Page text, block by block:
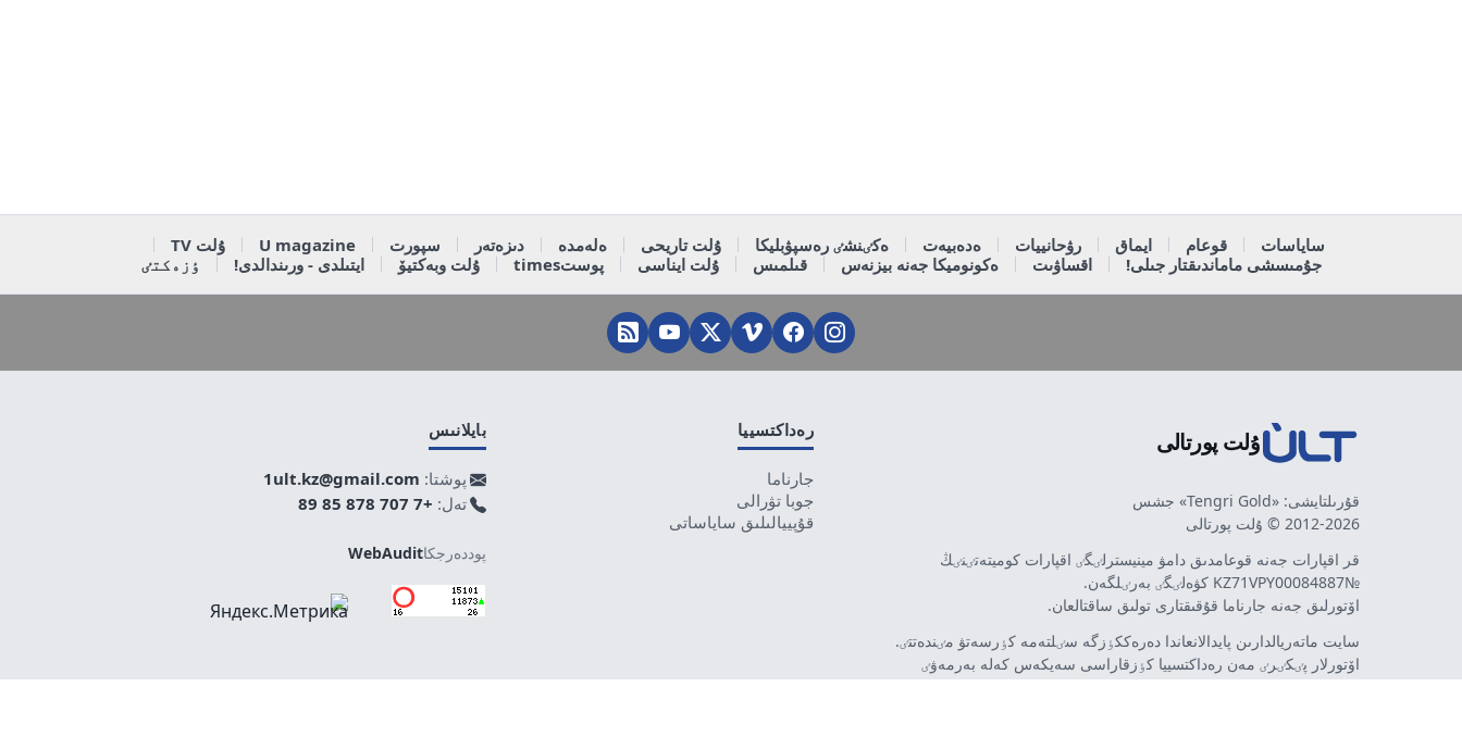
ساياسات قوعام ايماق رۋحانييات ەدەبيەت ەكٸنشٸ رەسپۋبليكا ۇلت تاريحى ەلەمدە دىزەتەر سپورت U magazine
ۇلت TV
جۇمىسشى ماماندىقتار جىلى!
اقساۋىت ەكونوميكا جەنە بيزنەس قىلمىس ۇلت ايناسى پوستtimes ۇلت وبەكتيۆ ايتىلدى - ورىندالدى! ٶزەكتٸ
ۇلت پورتالى
قۇرىلتايشى: «Tengri Gold» جشس
2012-2026 © ۇلت پورتالى
قر اقپارات جەنە قوعامدىق دامۋ مينيسترلٸگٸ اقپارات كوميتەتٸنٸڭ
№KZ71VPY00084887 كۋەلٸگٸ بەرٸلگەن.
اۆتورلىق جەنە جارناما قۇقىقتارى تولىق ساقتالعان.
سايت ماتەريالدارىن پايدالانعاندا دەرەككٶزگە سٸلتەمە كٶرسەتۋ مٸندەتتٸ.
اۆتورلار پٸكٸرٸ مەن رەداكتسييا كٶزقاراسى سەيكەس كەلە بەرمەۋٸ
مٷمكٸن. جارناما مەن حابارلاندىرۋلاردىڭ مازمۇنىنا جارناما بەرۋشٸ جاۋاپتى.
رەداكتسييا
جارناما
جوبا تۋرالى
قۇپييالىلىق ساياساتى
بايلانىس
پوشتا: 1ult.kz@gmail.com
تەل: +7 707 878 85 89
پوددەرجكاWebAudit